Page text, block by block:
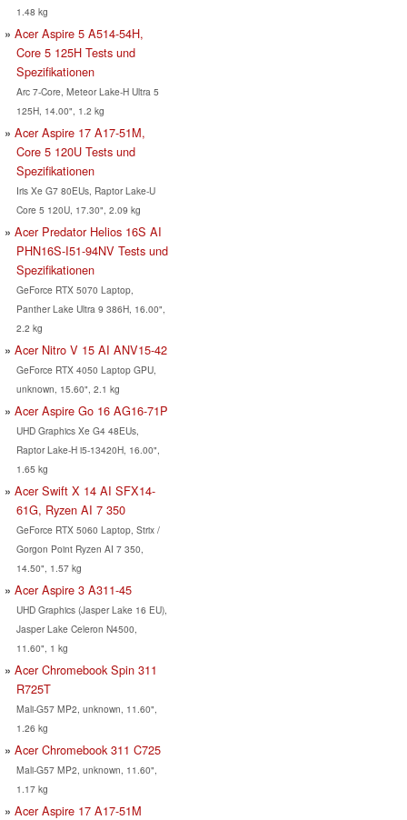
1.48 kg
Acer Aspire 5 A514-54H,
Core 5 125H Tests und
Spezifikationen
Arc 7-Core, Meteor Lake-H Ultra 5
125H, 14.00", 1.2 kg
Acer Aspire 17 A17-51M,
Core 5 120U Tests und
Spezifikationen
Iris Xe G7 80EUs, Raptor Lake-U
Core 5 120U, 17.30", 2.09 kg
Acer Predator Helios 16S AI
PHN16S-I51-94NV Tests und
Spezifikationen
GeForce RTX 5070 Laptop,
Panther Lake Ultra 9 386H, 16.00",
2.2 kg
Acer Nitro V 15 AI ANV15-42
GeForce RTX 4050 Laptop GPU,
unknown, 15.60", 2.1 kg
Acer Aspire Go 16 AG16-71P
UHD Graphics Xe G4 48EUs,
Raptor Lake-H i5-13420H, 16.00",
1.65 kg
Acer Swift X 14 AI SFX14-
61G, Ryzen AI 7 350
GeForce RTX 5060 Laptop, Strix /
Gorgon Point Ryzen AI 7 350,
14.50", 1.57 kg
Acer Aspire 3 A311-45
UHD Graphics (Jasper Lake 16 EU),
Jasper Lake Celeron N4500,
11.60", 1 kg
Acer Chromebook Spin 311
R725T
Mali-G57 MP2, unknown, 11.60",
1.26 kg
Acer Chromebook 311 C725
Mali-G57 MP2, unknown, 11.60",
1.17 kg
Acer Aspire 17 A17-51M